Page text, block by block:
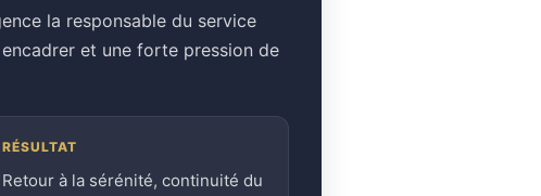
la responsable du service
et une forte pression de
RÉSULTAT
Retour à la sérénité, continuité du